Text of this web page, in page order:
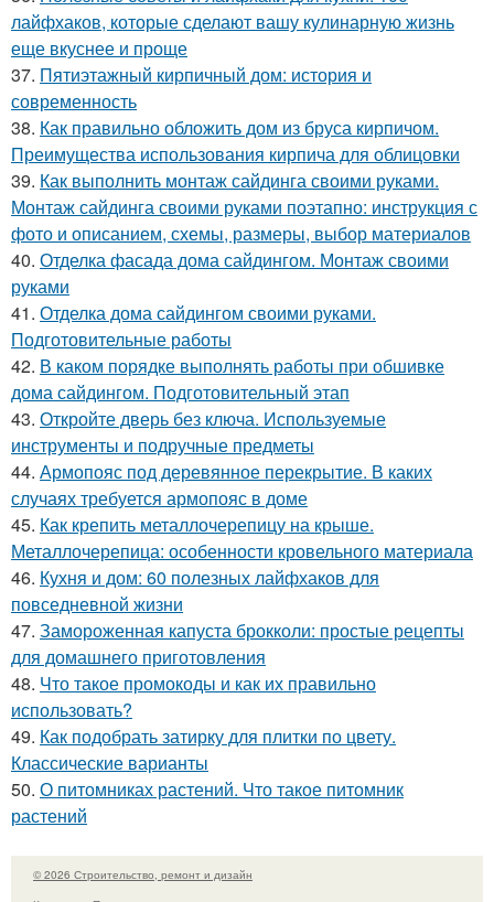
лайфхаков, которые сделают вашу кулинарную жизнь
еще вкуснее и проще
37. Пятиэтажный кирпичный дом: история и
современность
38. Как правильно обложить дом из бруса кирпичом.
Преимущества использования кирпича для облицовки
39. Как выполнить монтаж сайдинга своими руками.
Монтаж сайдинга своими руками поэтапно: инструкция с
фото и описанием, схемы, размеры, выбор материалов
40. Отделка фасада дома сайдингом. Монтаж своими
руками
41. Отделка дома сайдингом своими руками.
Подготовительные работы
42. В каком порядке выполнять работы при обшивке
дома сайдингом. Подготовительный этап
43. Откройте дверь без ключа. Используемые
инструменты и подручные предметы
44. Армопояс под деревянное перекрытие. В каких
случаях требуется армопояс в доме
45. Как крепить металлочерепицу на крыше.
Металлочерепица: особенности кровельного материала
46. Кухня и дом: 60 полезных лайфхаков для
повседневной жизни
47. Замороженная капуста брокколи: простые рецепты
для домашнего приготовления
48. Что такое промокоды и как их правильно
использовать?
49. Как подобрать затирку для плитки по цвету.
Классические варианты
50. О питомниках растений. Что такое питомник
растений
© 2026 Строительство, ремонт и дизайн